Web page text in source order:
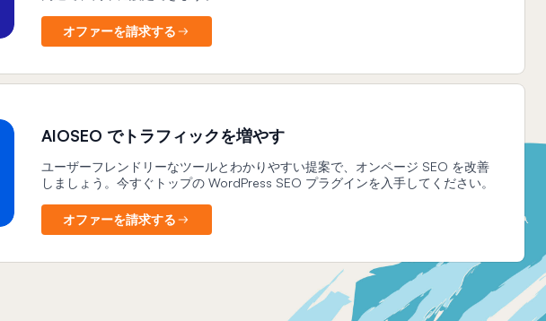
オファーを請求する
AIOSEO でトラフィックを増やす
ユーザーフレンドリーなツールとわかりやすい提案で、オンページ SEO を改善
しましょう。今すぐトップの WordPress SEO プラグインを入手してください。
オファーを請求する